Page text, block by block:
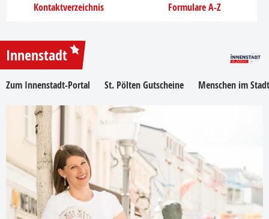
Kontaktverzeichnis Formulare A-Z
Innenstadt
Zum Innenstadt-Portal St. Pölten Gutscheine Menschen im